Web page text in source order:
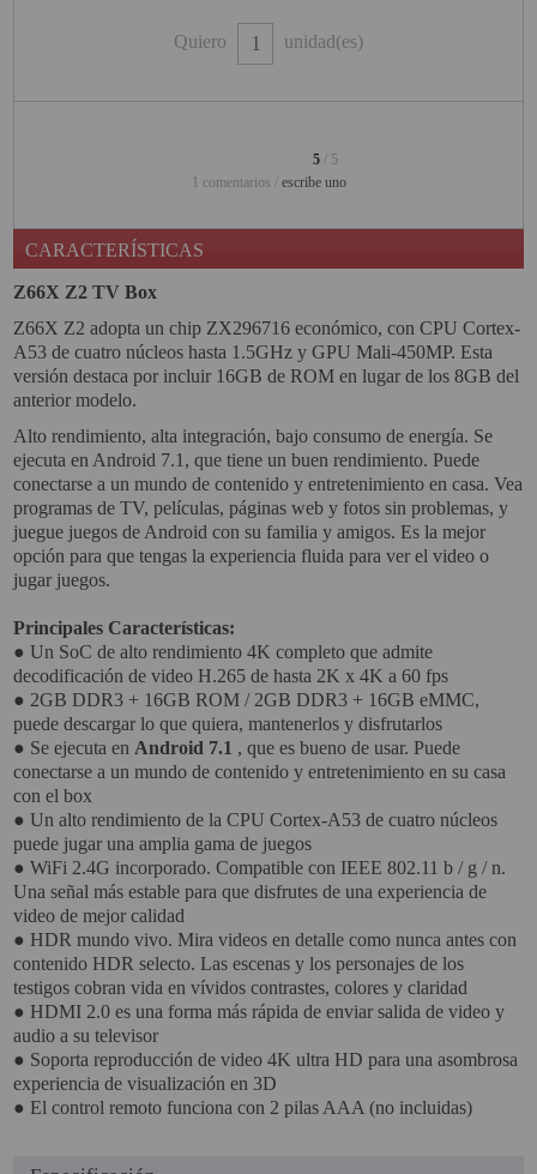
PINBALL VIRTUAL
PROYECTOR CON WIFI
PROYECTOR DE TIRO
ULTRA CORTO
CASA
PROYECTOR PARA
EDUCACION
PROYECTOR PARA EL
MUNDIAL 2026
PROYECTOR PARA FUTBOL
PROYECTORES 2K O 4K
NATIVOS
REACONDICIONADOS
SUPER OFERTAS
¿QUÉ MODELO NECESITO?
OFERTAS DESTACADAS
TIPOS DE PROYECTOR
PANTALLAS DE
PROYECCIÓN
PRODUCTOS
RECOMENDADOS
SOPORTE PARA PROYECTOR
Quiero unidad(es)
5 / 5
1 comentarios / escribe uno
CARACTERÍSTICAS
Z66X Z2 TV Box
Z66X Z2 adopta un chip ZX296716 económico, con CPU Cortex-
A53 de cuatro núcleos hasta 1.5GHz y GPU Mali-450MP. Esta
versión destaca por incluir 16GB de ROM en lugar de los 8GB del
anterior modelo.
Alto rendimiento, alta integración, bajo consumo de energía. Se
ejecuta en Android 7.1, que tiene un buen rendimiento. Puede
conectarse a un mundo de contenido y entretenimiento en casa. Vea
programas de TV, películas, páginas web y fotos sin problemas, y
juegue juegos de Android con su familia y amigos. Es la mejor
opción para que tengas la experiencia fluida para ver el video o
jugar juegos.
Principales Características:
● Un SoC de alto rendimiento 4K completo que admite
decodificación de video H.265 de hasta 2K x 4K a 60 fps
● 2GB DDR3 + 16GB ROM / 2GB DDR3 + 16GB eMMC,
puede descargar lo que quiera, mantenerlos y disfrutarlos
● Se ejecuta en Android 7.1 , que es bueno de usar. Puede
conectarse a un mundo de contenido y entretenimiento en su casa
con el box
● Un alto rendimiento de la CPU Cortex-A53 de cuatro núcleos
puede jugar una amplia gama de juegos
● WiFi 2.4G incorporado. Compatible con IEEE 802.11 b / g / n.
Una señal más estable para que disfrutes de una experiencia de
video de mejor calidad
● HDR mundo vivo. Mira videos en detalle como nunca antes con
contenido HDR selecto. Las escenas y los personajes de los
testigos cobran vida en vívidos contrastes, colores y claridad
● HDMI 2.0 es una forma más rápida de enviar salida de video y
audio a su televisor
● Soporta reproducción de video 4K ultra HD para una asombrosa
experiencia de visualización en 3D
● El control remoto funciona con 2 pilas AAA (no incluidas)